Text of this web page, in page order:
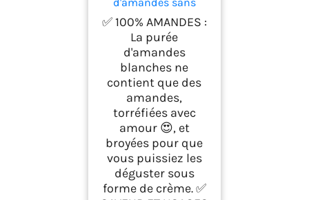
sucres ajoutés 300 g
✅ 100% AMANDES :
La purée
d'amandes
blanches ne
contient que des
amandes,
torréfiées avec
amour 😍, et
broyées pour que
vous puissiez les
déguster sous
forme de crème. ✅